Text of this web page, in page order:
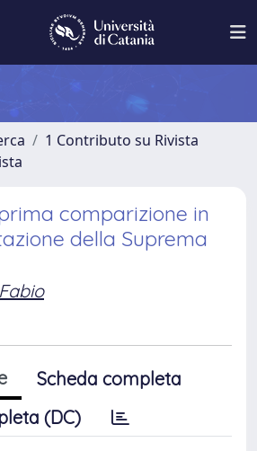
1 Contributo su Rivista
comparizione in
della Suprema
Scheda completa
(DC)